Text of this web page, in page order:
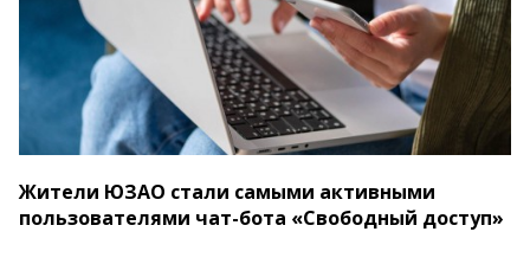
Жители ЮЗАО стали самыми активными
пользователями чат-бота «Свободный доступ»